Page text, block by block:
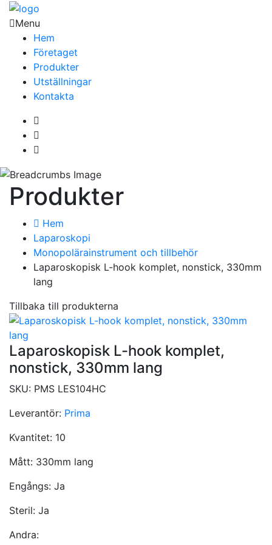
Menu
Hem
Företaget
Produkter
Utställningar
Kontakta
Produkter
Hem
Laparoskopi
Monopolärainstrument och tillbehör
Laparoskopisk L-hook komplet, nonstick, 330mm
lang
Tillbaka till produkterna
Laparoskopisk L-hook komplet,
nonstick, 330mm lang
SKU: PMS LES104HC
Leverantör: Prima
Kvantitet: 10
Mått: 330mm lang
Engångs: Ja
Steril: Ja
Andra: